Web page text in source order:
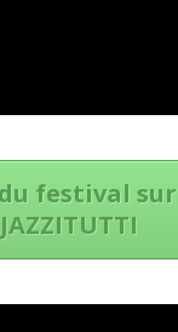
festival sur